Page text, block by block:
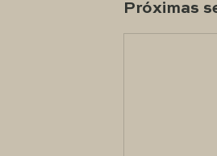
Próximas